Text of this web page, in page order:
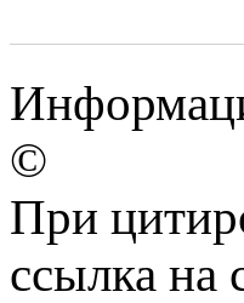
©
При
ссылка на